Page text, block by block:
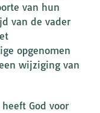
van hun
van de vader
opgenomen
wijziging van
God voor